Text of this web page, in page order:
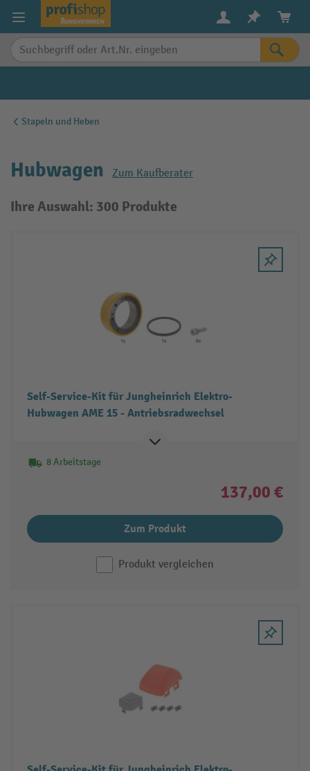
springen
Stapeln und Heben
Hubwagen Zum Kaufberater
Ihre Auswahl: 300 Produkte
Self-Service-Kit für Jungheinrich Elektro-
Hubwagen AME 15 - Antriebsradwechsel
8 Arbeitstage
137,00 €
Zum Produkt
Produkt vergleichen